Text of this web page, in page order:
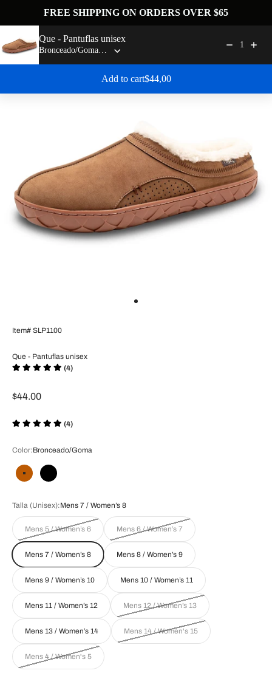
Buscar
flojossandals
Zoom
Item# SLP1100
Que - Pantuflas unisex
(4)
Precio de oferta
$44.00
(4)
Color:Bronceado/Goma
Bronceado/Goma
Negro/Marrón
Talla (Unisex):Mens 7 / Women’s 8
Mens 5 / Women’s 6 Mens 6 / Women’s 7
Mens 7 / Women’s 8 Mens 8 / Women’s 9
Mens 9 / Women’s 10 Mens 10 / Women’s 11
Mens 11 / Women’s 12 Mens 12 / Women’s 13
Mens 13 / Women’s 14 Mens 14 / Women's 15
Mens 4 / Women's 5
FREE SHIPPING ON ORDERS OVER $65
Que - Pantuflas unisex
1
Add to cartRegular price: $44,00
$44,00